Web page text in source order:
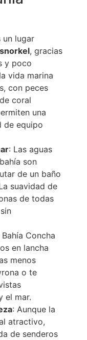
un lugar
snorkel, gracias
y poco
vida marina
con peces
coral
una
de equipo
: Las aguas
son
de un baño
suavidad de
de todas
Concha
en lancha
menos
o te
el mar.
: Aunque la
atractivo,
de senderos